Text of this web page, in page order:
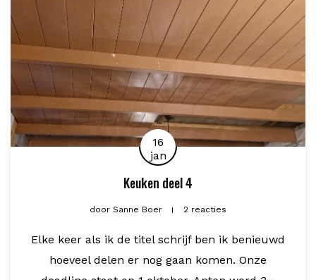
16
jan
Keuken deel 4
door Sanne Boer 2 reacties
Elke keer als ik de titel schrijf ben ik benieuwd
hoeveel delen er nog gaan komen. Onze